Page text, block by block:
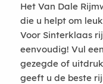
Het Van Dale
die u helpt om
Voor Sinterklaas
eenvoudig! Vul
gezegde of
geeft u de beste